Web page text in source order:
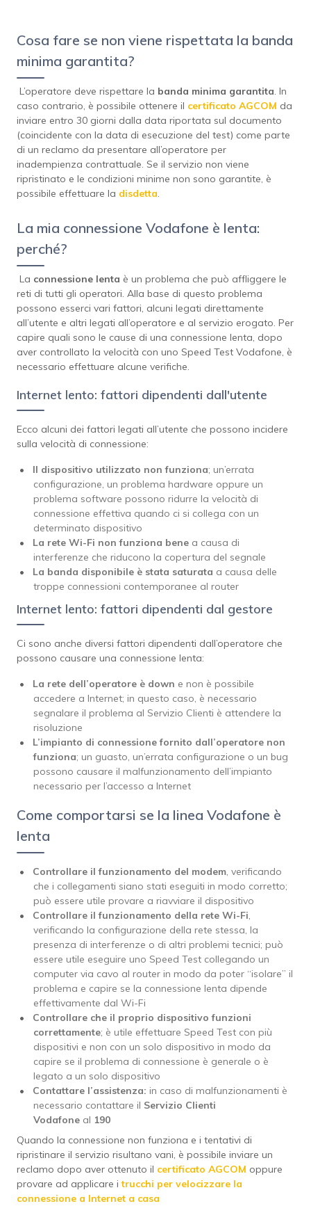
Cosa fare se non viene rispettata la banda
minima garantita?
L’operatore deve rispettare la banda minima garantita. In
caso contrario, è possibile ottenere il certificato AGCOM da
inviare entro 30 giorni dalla data riportata sul documento
(coincidente con la data di esecuzione del test) come parte
di un reclamo da presentare all’operatore per
inadempienza contrattuale. Se il servizio non viene
ripristinato e le condizioni minime non sono garantite, è
possibile effettuare la disdetta.
La mia connessione Vodafone è lenta:
perché?
La connessione lenta è un problema che può affliggere le
reti di tutti gli operatori. Alla base di questo problema
possono esserci vari fattori, alcuni legati direttamente
all’utente e altri legati all’operatore e al servizio erogato. Per
capire quali sono le cause di una connessione lenta, dopo
aver controllato la velocità con uno Speed Test Vodafone, è
necessario effettuare alcune verifiche.
Internet lento: fattori dipendenti dall'utente
Ecco alcuni dei fattori legati all’utente che possono incidere
sulla velocità di connessione:
Il dispositivo utilizzato non funziona; un’errata
configurazione, un problema hardware oppure un
problema software possono ridurre la velocità di
connessione effettiva quando ci si collega con un
determinato dispositivo
La rete Wi-Fi non funziona bene a causa di
interferenze che riducono la copertura del segnale
La banda disponibile è stata saturata a causa delle
troppe connessioni contemporanee al router
Internet lento: fattori dipendenti dal gestore
Ci sono anche diversi fattori dipendenti dall’operatore che
possono causare una connessione lenta:
La rete dell’operatore è down e non è possibile
accedere a Internet; in questo caso, è necessario
segnalare il problema al Servizio Clienti è attendere la
risoluzione
L’impianto di connessione fornito dall’operatore non
funziona; un guasto, un’errata configurazione o un bug
possono causare il malfunzionamento dell’impianto
necessario per l’accesso a Internet
Come comportarsi se la linea Vodafone è
lenta
Controllare il funzionamento del modem, verificando
che i collegamenti siano stati eseguiti in modo corretto;
può essere utile provare a riavviare il dispositivo
Controllare il funzionamento della rete Wi-Fi,
verificando la configurazione della rete stessa, la
presenza di interferenze o di altri problemi tecnici; può
essere utile eseguire uno Speed Test collegando un
computer via cavo al router in modo da poter “isolare” il
problema e capire se la connessione lenta dipende
effettivamente dal Wi-Fi
Controllare che il proprio dispositivo funzioni
correttamente; è utile effettuare Speed Test con più
dispositivi e non con un solo dispositivo in modo da
capire se il problema di connessione è generale o è
legato a un solo dispositivo
Contattare l’assistenza: in caso di malfunzionamenti è
necessario contattare il Servizio Clienti
Vodafone al 190
Quando la connessione non funziona e i tentativi di
ripristinare il servizio risultano vani, è possibile inviare un
reclamo dopo aver ottenuto il certificato AGCOM oppure
provare ad applicare itrucchi per velocizzare la
connessione a Internet a casa